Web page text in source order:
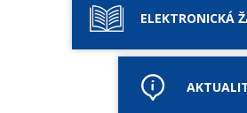
ELEKTRONICKÁ